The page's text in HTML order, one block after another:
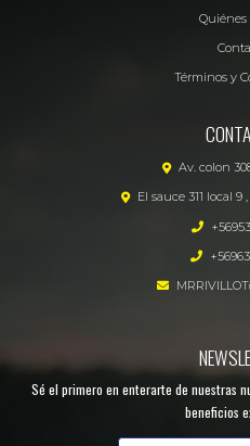
Quiénes
Términos y
Av. colon
El sauce 311 local
Sé el primero en enterarte de nuestras
beneficios